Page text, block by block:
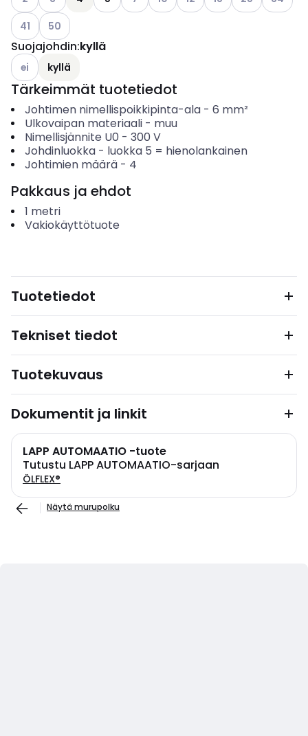
Katso käytettävissä olevat vaihtoehdot
41 Katso käytettävissä olevat vaihtoehdot
50
Suojajohdin:kyllä
Katso käytettävissä olevat vaihtoehdot
ei kyllä
Tärkeimmät tuotetiedot
Johtimen nimellispoikkipinta-ala- 6 mm²
Ulkovaipan materiaali- muu
Nimellisjännite U0 - 300 V
Johdinluokka- luokka 5 = hienolankainen
Johtimien määrä- 4
Pakkaus ja ehdot
1 metri
Vakiokäyttötuote
Tuotetiedot
Tekniset tiedot
Tuotekuvaus
Dokumentit ja linkit
LAPP AUTOMAATIO -tuote
Tutustu LAPP AUTOMAATIO-sarjaan
ÖLFLEX®
Näytä murupolku